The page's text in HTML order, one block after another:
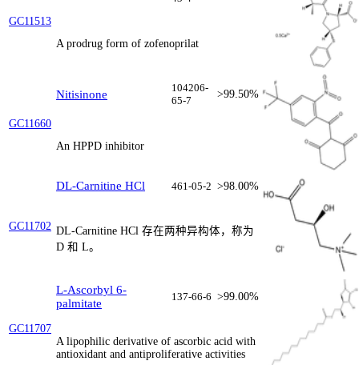
GC11513
A prodrug form of zofenoprilat
GC11660
Nitisinone
104206-
65-7
>99.50%
An HPPD inhibitor
GC11702
DL-Carnitine HCl 461-05-2 >98.00%
DL-Carnitine HCl 存在两种异构体，称为
D 和 L。
GC11707
L-Ascorbyl 6-
palmitate
137-66-6 >99.00%
A lipophilic derivative of ascorbic acid with
antioxidant and antiproliferative activities